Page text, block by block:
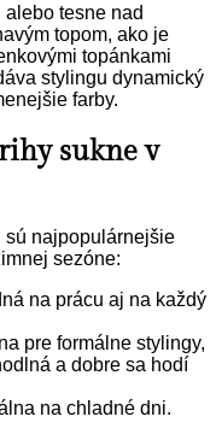
tesne nad
topom, ako je
topánkami
stylingu dynamický
farby.
sukne v
sú najpopulárnejšie
sezóne:
na prácu aj na každý
pre formálne stylingy,
a dobre sa hodí
na chladné dni.